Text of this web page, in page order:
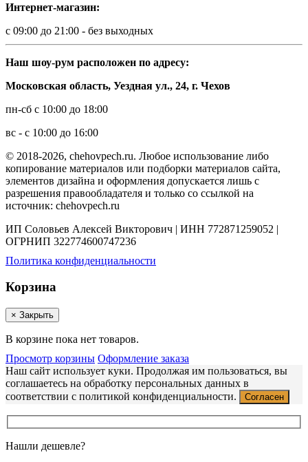
Интернет-магазин:
с 09:00 до 21:00 - без выходных
Наш шоу-рум расположен по адресу:
Московская область, Уездная ул., 24, г. Чехов
пн-сб с 10:00 до 18:00
вс - с 10:00 до 16:00
© 2018-2026, chehovpech.ru. Любое использование либо
копирование материалов или подборки материалов сайта,
элементов дизайна и оформления допускается лишь с
разрешения правообладателя и только со ссылкой на
источник: chehovpech.ru
ИП Соловьев Алексей Викторович | ИНН 772871259052 |
ОГРНИП 322774600747236
Политика конфиденциальности
Корзина
× Закрыть
В корзине пока нет товаров.
Просмотр корзины Оформление заказа
Наш сайт использует куки. Продолжая им пользоваться, вы
соглашаетесь на обработку персональных данных в
соответствии с политикой конфиденциальности.
Согласен
Нашли дешевле?